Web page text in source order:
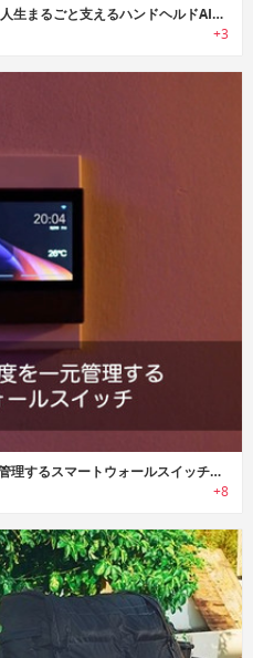
P101｜あなたの毎日を手のひらで。人生まるごと支えるハンドヘルドAIデバイス
+3
NSPanel｜自宅の家電・温度を一元管理するスマートウォールスイッチ「NSPパネル」
+8